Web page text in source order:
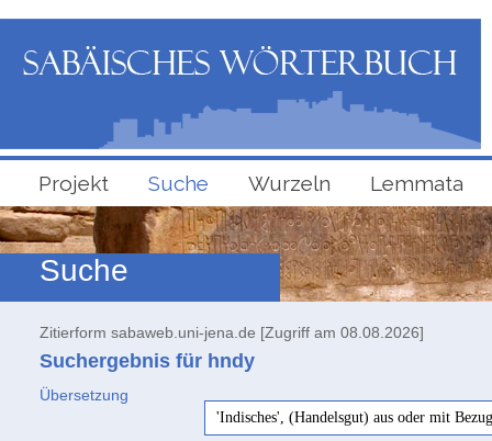
Projekt Suche Wurzeln Lemmata
Suche
Zitierform sabaweb.uni-jena.de [Zugriff am 08.08.2026]
Suchergebnis für hndy
Übersetzung
'Indisches', (Handelsgut) aus oder mit